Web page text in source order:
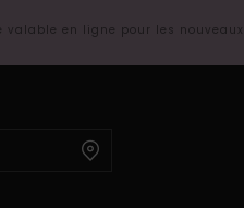
valable en ligne pour les